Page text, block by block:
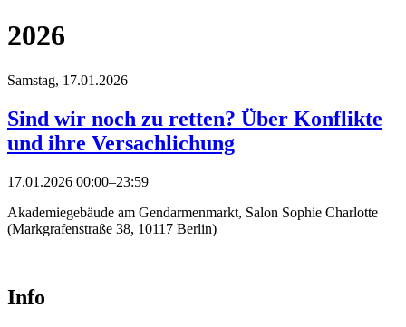
2026
Samstag, 17.01.2026
Sind wir noch zu retten? Über Konflikte
und ihre Versachlichung
17.01.2026 00:00–23:59
Akademiegebäude am Gendarmenmarkt, Salon Sophie Charlotte
(Markgrafenstraße 38, 10117 Berlin)
Info